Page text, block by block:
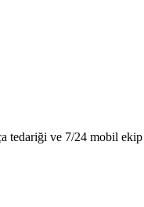
tedariği ve 7/24 mobil ekip